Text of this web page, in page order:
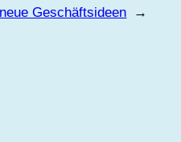
neue Geschäftsideen
→